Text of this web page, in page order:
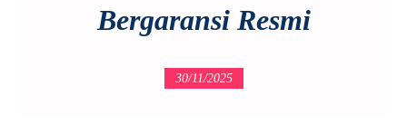
Bergaransi Resmi
30/11/2025